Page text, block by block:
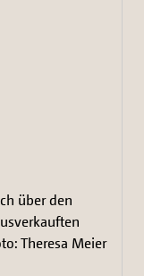
über den
Theresa Meier